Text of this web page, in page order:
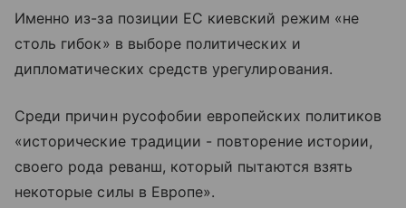
Именно из-за позиции ЕС киевский режим «не
столь гибок» в выборе политических и
дипломатических средств урегулирования.
Среди причин русофобии европейских политиков
«исторические традиции - повторение истории,
своего рода реванш, который пытаются взять
некоторые силы в Европе».